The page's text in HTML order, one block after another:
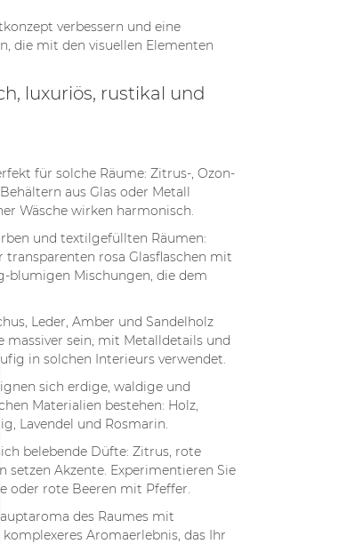
verbessern und eine
die mit den visuellen Elementen
luxuriös, rustikal und
für solche Räume: Zitrus-, Ozon-
aus Glas oder Metall
Wäsche wirken harmonisch.
und textilgefüllten Räumen:
rosa Glasflaschen mit
blumigen Mischungen, die dem
Leder, Amber und Sandelholz
massiver sein, mit Metalldetails und
in solchen Interieurs verwendet.
sich erdige, waldige und
Materialien bestehen: Holz,
Lavendel und Rosmarin.
belebende Düfte: Zitrus, rote
Akzente. Experimentieren Sie
oder rote Beeren mit Pfeffer.
des Raumes mit
Aromaerlebnis, das Ihr